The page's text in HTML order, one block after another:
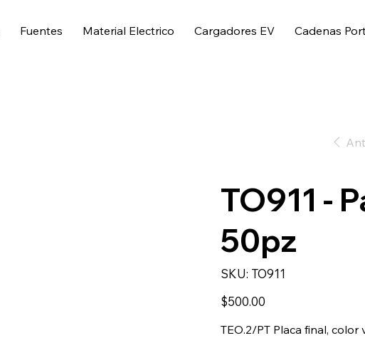
Fuentes Material Electrico Cargadores EV Cadenas
TO911 -
50pz
SKU: SKU
TO911
TO911
Precio
$500.00
TEO.2/PT Placa final, color